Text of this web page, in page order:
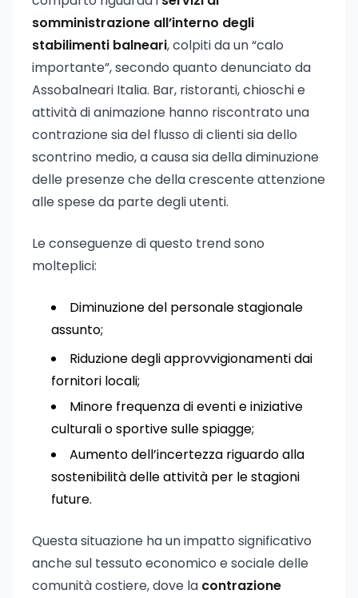
somministrazione all’interno degli
stabilimenti balneari, colpiti da un “calo
importante”, secondo quanto denunciato da
Assobalneari Italia. Bar, ristoranti, chioschi e
attività di animazione hanno riscontrato una
contrazione sia del flusso di clienti sia dello
scontrino medio, a causa sia della diminuzione
delle presenze che della crescente attenzione
alle spese da parte degli utenti.
Le conseguenze di questo trend sono
molteplici:
Diminuzione del personale stagionale
assunto;
Riduzione degli approvvigionamenti dai
fornitori locali;
Minore frequenza di eventi e iniziative
culturali o sportive sulle spiagge;
Aumento dell’incertezza riguardo alla
sostenibilità delle attività per le stagioni
future.
Questa situazione ha un impatto significativo
anche sul tessuto economico e sociale delle
comunità costiere, dove la contrazione